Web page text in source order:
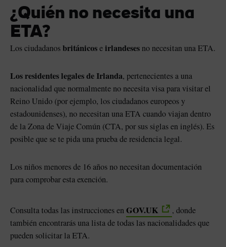
¿Quién no necesita una
ETA?
Los ciudadanosbritánicoseirlandeses no necesitan una ETA.
Los residentes legales de Irlanda, pertenecientes a una
nacionalidad que normalmente no necesita visa para visitar el
Reino Unido (por ejemplo, los ciudadanos europeos y
estadounidenses), no necesitan una ETA cuando viajan dentro
de la Zona de Viaje Común (CTA, por sus siglas en inglés). Es
posible que se te pida una prueba de residencia legal.
Los niños menores de 16 años no necesitan documentación
para comprobar esta exención.
Consulta todas las instrucciones enGOV.UK
, donde
también encontrarás una lista de todas las nacionalidades que
pueden solicitar la ETA.